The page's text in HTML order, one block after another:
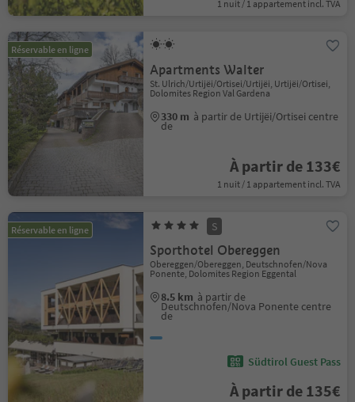
1 nuit / 1 appartement incl. TVA
Réservable en ligne
Apartments Walter
St. Ulrich/Urtijëi/Ortisei/Urtijëi, Urtijëi/Ortisei,
Dolomites Region Val Gardena
330 m à partir de Urtijëi/Ortisei centre
de
À partir de 133€
1 nuit / 1 appartement incl. TVA
Réservable en ligne S
Sporthotel Obereggen
Obereggen/Obereggen, Deutschnofen/Nova
Ponente, Dolomites Region Eggental
8.5 km à partir de
Deutschnofen/Nova Ponente centre
de
Südtirol Guest Pass
À partir de 135€